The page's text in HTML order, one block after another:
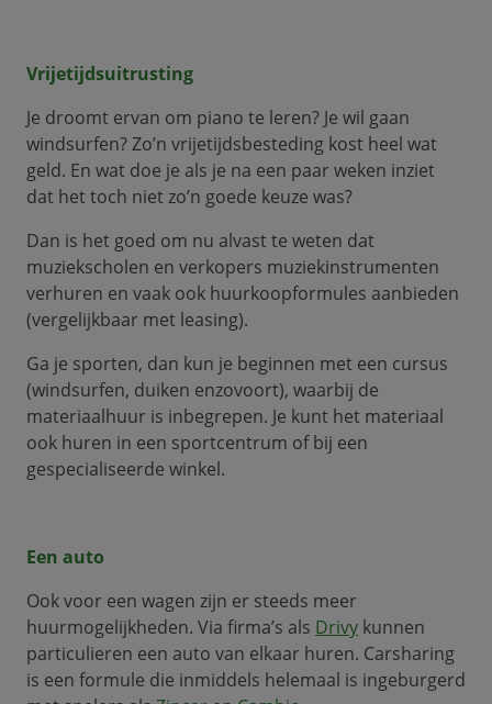
Vrijetijdsuitrusting
Je droomt ervan om piano te leren? Je wil gaan
windsurfen? Zo’n vrijetijdsbesteding kost heel wat
geld. En wat doe je als je na een paar weken inziet
dat het toch niet zo’n goede keuze was?
Dan is het goed om nu alvast te weten dat
muziekscholen en verkopers muziekinstrumenten
verhuren en vaak ook huurkoopformules aanbieden
(vergelijkbaar met leasing).
Ga je sporten, dan kun je beginnen met een cursus
(windsurfen, duiken enzovoort), waarbij de
materiaalhuur is inbegrepen. Je kunt het materiaal
ook huren in een sportcentrum of bij een
gespecialiseerde winkel.
Een auto
Ook voor een wagen zijn er steeds meer
huurmogelijkheden. Via firma’s als Drivy kunnen
particulieren een auto van elkaar huren. Carsharing
is een formule die inmiddels helemaal is ingeburgerd